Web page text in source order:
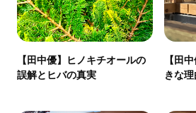
【田中優】ヒノキチオールの
誤解とヒバの真実
【田
きな